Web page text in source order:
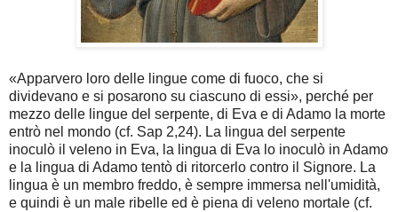
«Apparvero loro delle lingue come di fuoco, che si
dividevano e si posarono su ciascuno di essi», perché per
mezzo delle lingue del serpente, di Eva e di Adamo la morte
entrò nel mondo (cf. Sap 2,24). La lingua del serpente
inoculò il veleno in Eva, la lingua di Eva lo inoculò in Adamo
e la lingua di Adamo tentò di ritorcerlo contro il Signore. La
lingua è un membro freddo, è sempre immersa nell'umidità,
e quindi è un male ribelle ed è piena di veleno mortale (cf.